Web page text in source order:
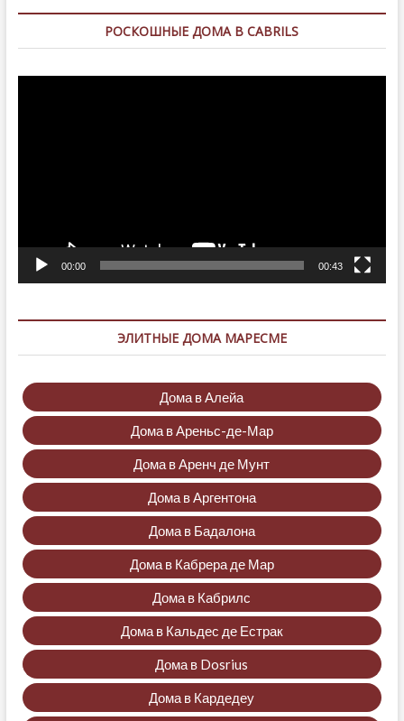
РОСКОШНЫЕ ДОМА В CABRILS
00:00 00:43
ЭЛИТНЫЕ ДОМА МАРЕСМЕ
Дома в Алейа
Дома в Ареньс-де-Мар
Дома в Аренч де Мунт
Дома в Аргентона
Дома в Бадалона
Дома в Кабрера де Мар
Дома в Кабрилс
Дома в Кальдес де Естрак
Дома в Dosrius
Дома в Кардедеу